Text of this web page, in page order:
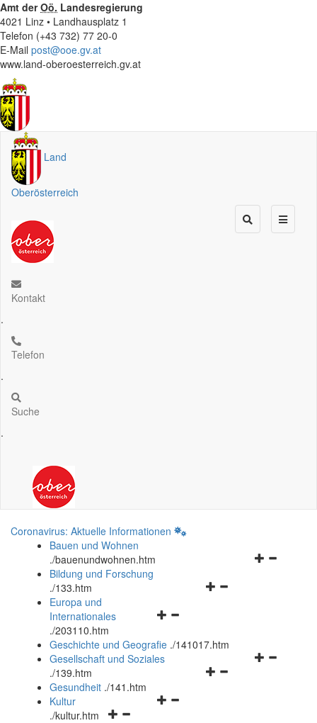
Amt derOö. Landesregierung
4021 Linz • Landhausplatz 1
Telefon (+43 732) 77 20-0
E-Mail post@ooe.gv.at
www.land-oberoesterreich.gv.at
Land
Oberösterreich
Kontakt
.
Telefon
.
Suche
.
Coronavirus: Aktuelle Informationen
Bauen und Wohnen
./bauenundwohnen.htm
Navigationsmenü
Bildung und Forschung
./133.htm
Navigationsmenü
und
schließen
Europa und
Internationales
./203110.htm
Geschichte und Geografie ./141017.htm
Navigationsmenü
Gesellschaft und Soziales
./139.htm
Navigationsmenü
Gesundheit ./141.htm
Navigationsmenü
Kultur
./kultur.htm